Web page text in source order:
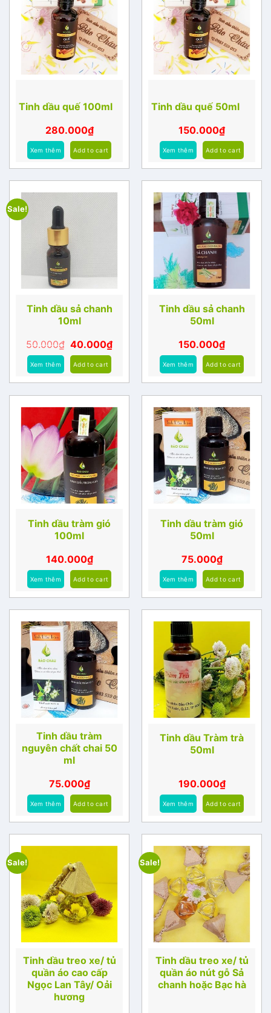
Tinh dầu quế 100ml
280.000₫
Xem thêm Add to cart
Tinh dầu quế 50ml
150.000₫
Xem thêm Add to cart
Sale!
Tinh dầu sả chanh
10ml
50.000₫ 40.000₫
Xem thêm Add to cart
Tinh dầu sả chanh
50ml
150.000₫
Xem thêm Add to cart
Tinh dầu tràm gió
100ml
140.000₫
Xem thêm Add to cart
Tinh dầu tràm gió
50ml
75.000₫
Xem thêm Add to cart
Tinh dầu tràm
nguyên chất chai 50
ml
75.000₫
Xem thêm Add to cart
Tinh dầu Tràm trà
50ml
190.000₫
Xem thêm Add to cart
Sale!
Tinh dầu treo xe/ tủ
quần áo cao cấp
Ngọc Lan Tây/ Oải
hương
Sale!
Tinh dầu treo xe/ tủ
quần áo nút gỗ Sả
chanh hoặc Bạc hà